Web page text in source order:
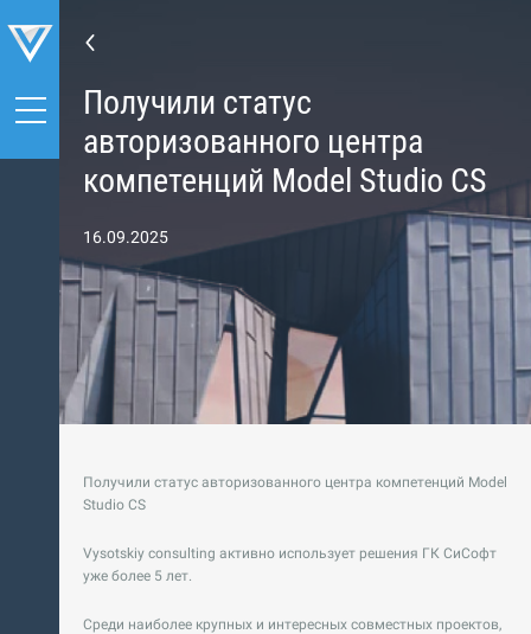
Получили статус
авторизованного центра
компетенций Model Studio CS
16.09.2025
Получили статус авторизованного центра компетенций Model
Studio CS
Vysotskiy consulting активно использует решения ГК СиСофт
уже более 5 лет.
Среди наиболее крупных и интересных совместных проектов,